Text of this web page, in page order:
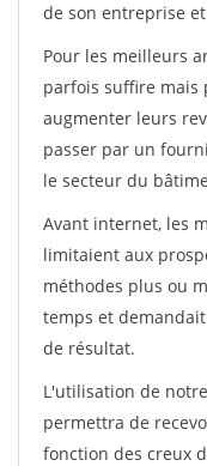
de son entreprise
Pour les meilleurs
parfois suffire mais
augmenter leurs
passer par un
le secteur du
Avant internet, les
limitaient aux
méthodes plus ou
temps et
de résultat.
L'utilisation de
permettra de
fonction des creux